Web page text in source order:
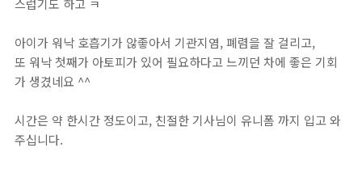
스럽기도 하고 ㅋ
아이가 워낙 호흡기가 않좋아서 기관지염, 폐렴을 잘 걸리고,
또 워낙 첫째가 아토피가 있어 필요하다고 느끼던 차에 좋은 기회
가 생겼네요 ^^
시간은 약 한시간 정도이고, 친절한 기사님이 유니폼 까지 입고 와
주십니다.